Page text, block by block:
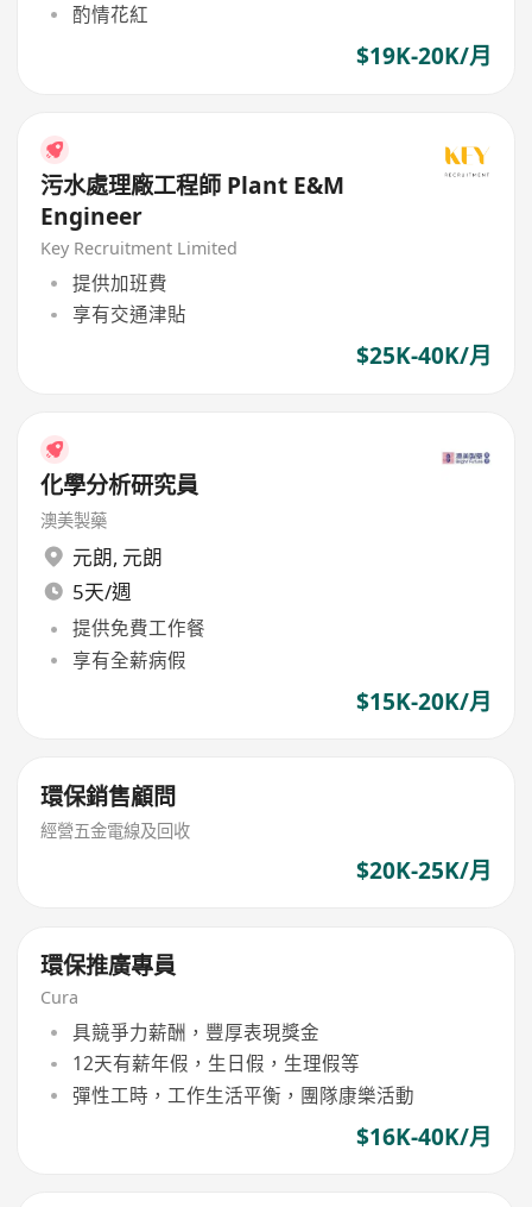
酌情花紅
$19K-20K/月
污水處理廠工程師 Plant E&M
Engineer
Key Recruitment Limited
提供加班費
享有交通津貼
$25K-40K/月
化學分析研究員
澳美製藥
元朗, 元朗
5天/週
提供免費工作餐
享有全薪病假
$15K-20K/月
環保銷售顧問
經營五金電線及回收
$20K-25K/月
環保推廣專員
Cura
具競爭力薪酬，豐厚表現獎金
12天有薪年假，生日假，生理假等
彈性工時，工作生活平衡，團隊康樂活動
$16K-40K/月